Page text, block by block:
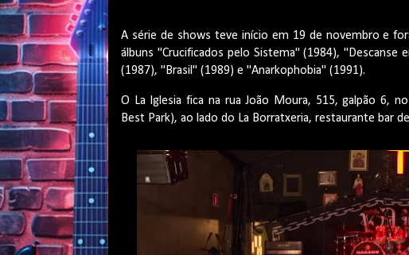
A série de shows teve início em 19 de novembro e
álbuns "Crucificados pelo Sistema" (1984), "Descanse
(1987), "Brasil" (1989) e "Anarkophobia" (1991).
O La Iglesia fica na rua João Moura, 515, galpão 6,
Best Park), ao lado do La Borratxeria, restaurante bar